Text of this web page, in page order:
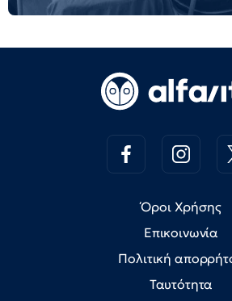
Όροι Χρήσης
Επικοινωνία
Πολιτική
Ταυτότητα